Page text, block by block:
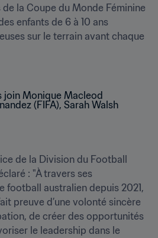
de la Coupe du Monde Féminine
enfants de 6 à 10 ans
sur le terrain avant chaque
de la Division du Football
: "À travers ses
football australien depuis 2021,
preuve d’une volonté sincère
de créer des opportunités
le leadership dans le